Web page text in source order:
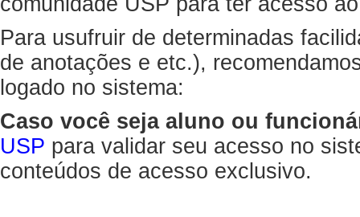
Para usufruir de determinadas
de anotações e etc.),
logado no sistema:
Caso você seja aluno ou
USP para validar seu acesso no
conteúdos de acesso exclusivo.